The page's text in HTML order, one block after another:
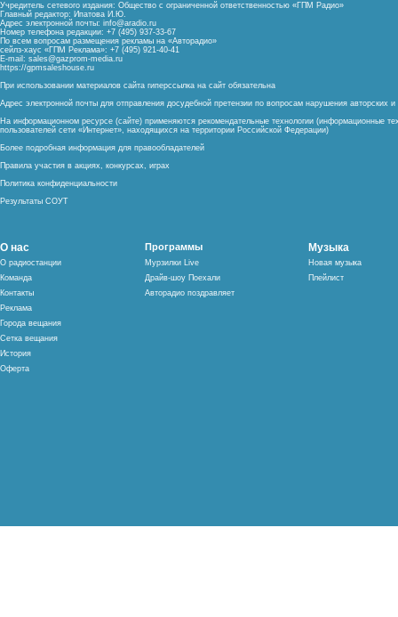
Учредитель сетевого издания: Общество с ограниченной ответственностью «ГПМ Радио»
Главный редактор: Ипатова И.Ю.
Адрес электронной почты: info@aradio.ru
Номер телефона редакции: +7 (495) 937-33-67
По всем вопросам размещения рекламы на «Авторадио»
сейлз-хаус «ГПМ Реклама»: +7 (495) 921-40-41
E-mail: sales@gazprom-media.ru
https://gpmsaleshouse.ru
При использовании материалов сайта гиперссылка на сайт обязательна
Адрес электронной почты для отправления досудебной претензии по вопросам нарушения авторских
На информационном ресурсе (сайте) применяются рекомендательные технологии (информационные
пользователей сети «Интернет», находящихся на территории Российской Федерации)
Более подробная информация для правообладателей
Правила участия в акциях, конкурсах, играх
Политика конфиденциальности
Результаты СОУТ
О нас
О радиостанции
Команда
Контакты
Реклама
Города вещания
Сетка вещания
История
Оферта
Программы
Мурзилки Live
Драйв-шоу Поехали
Авторадио поздравляет
Музыка
Новая музыка
Плейлист